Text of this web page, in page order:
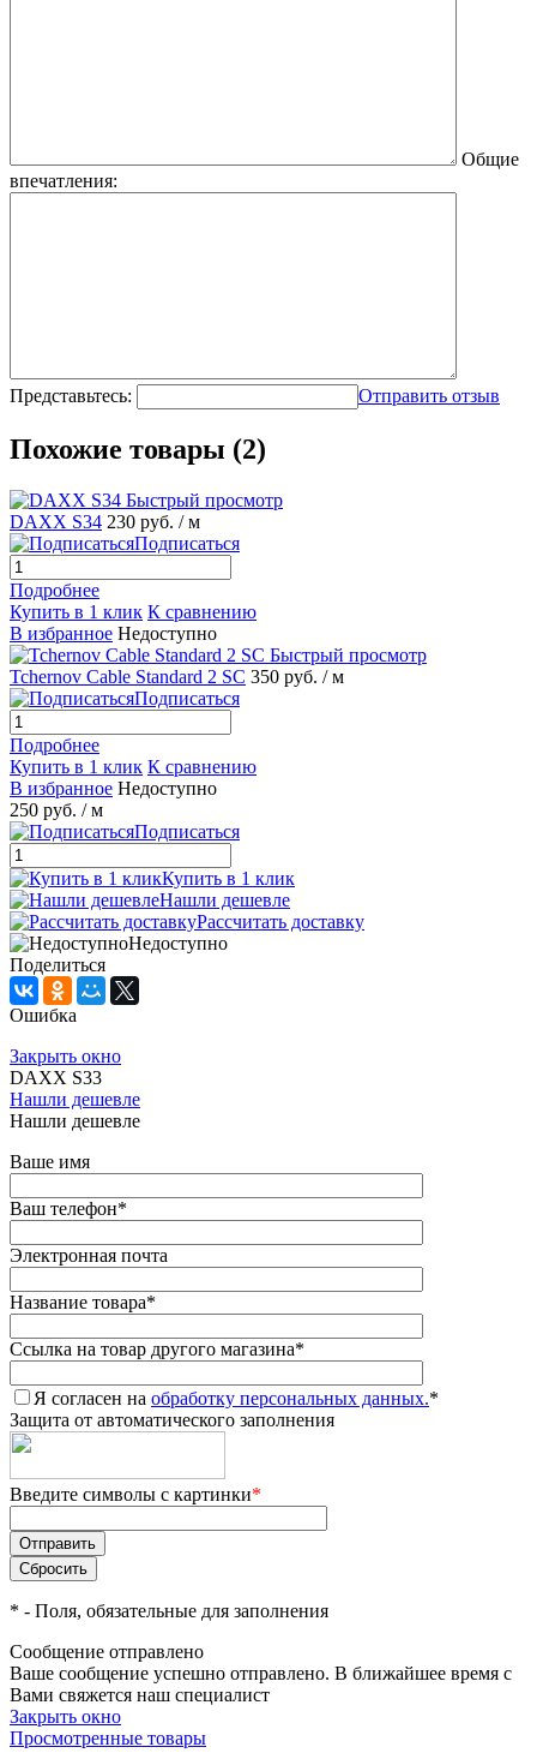
Общие
впечатления:
Представьтесь: Отправить отзыв
Похожие товары (2)
Быстрый просмотр
DAXX S34 230 руб. / м
Подписаться
Подробнее
Купить в 1 клик К сравнению
В избранное Недоступно
Быстрый просмотр
Tchernov Cable Standard 2 SC 350 руб. / м
Подписаться
Подробнее
Купить в 1 клик К сравнению
В избранное Недоступно
250 руб. / м
Подписаться
Купить в 1 клик
Нашли дешевле
Рассчитать доставку
Недоступно
Поделиться
Ошибка
Закрыть окно
DAXX S33
Нашли дешевле
Нашли дешевле
Ваше имя
Ваш телефон*
Электронная почта
Название товара*
Ссылка на товар другого магазина*
Я согласен на обработку персональных данных.*
Защита от автоматического заполнения
Введите символы с картинки*
* - Поля, обязательные для заполнения
Сообщение отправлено
Ваше сообщение успешно отправлено. В ближайшее время с
Вами свяжется наш специалист
Закрыть окно
Просмотренные товары